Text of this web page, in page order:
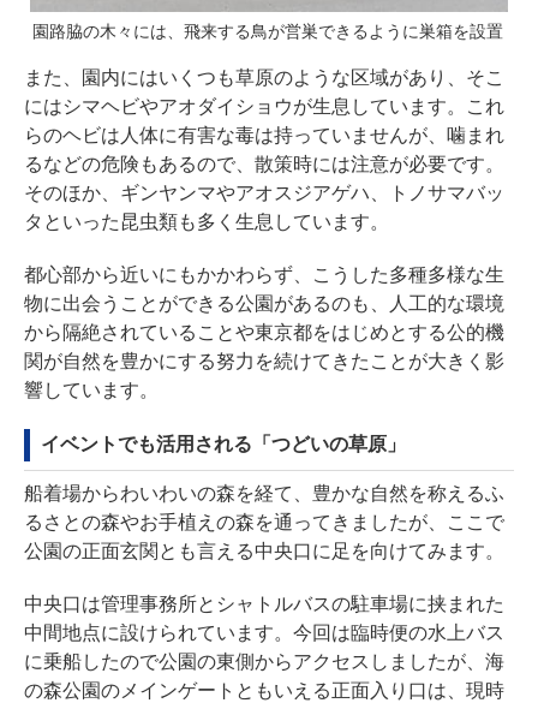
園路脇の木々には、飛来する鳥が営巣できるように巣箱を設置
また、園内にはいくつも草原のような区域があり、そこ
にはシマヘビやアオダイショウが生息しています。これ
らのヘビは人体に有害な毒は持っていませんが、噛まれ
るなどの危険もあるので、散策時には注意が必要です。
そのほか、ギンヤンマやアオスジアゲハ、トノサマバッ
タといった昆虫類も多く生息しています。
都心部から近いにもかかわらず、こうした多種多様な生
物に出会うことができる公園があるのも、人工的な環境
から隔絶されていることや東京都をはじめとする公的機
関が自然を豊かにする努力を続けてきたことが大きく影
響しています。
イベントでも活用される「つどいの草原」
船着場からわいわいの森を経て、豊かな自然を称えるふ
るさとの森やお手植えの森を通ってきましたが、ここで
公園の正面玄関とも言える中央口に足を向けてみます。
中央口は管理事務所とシャトルバスの駐車場に挟まれた
中間地点に設けられています。今回は臨時便の水上バス
に乗船したので公園の東側からアクセスしましたが、海
の森公園のメインゲートともいえる正面入り口は、現時